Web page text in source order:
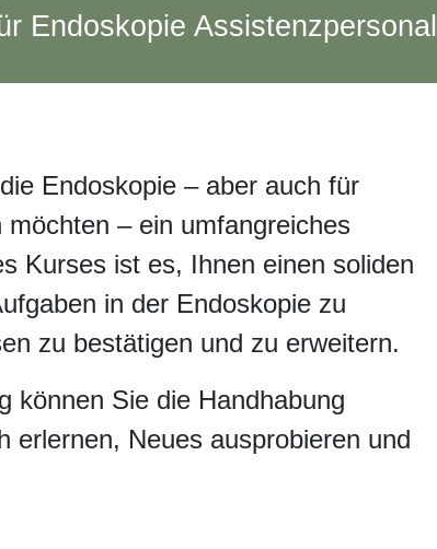
Endoskopie Assistenzpersonal
die Endoskopie – aber auch für
möchten – ein umfangreiches
Kurses ist es, Ihnen einen soliden
in der Endoskopie zu
zu bestätigen und zu erweitern.
können Sie die Handhabung
erlernen, Neues ausprobieren